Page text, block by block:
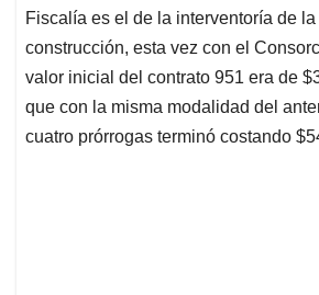
Fiscalía es el de la interventoría de la
construcción, esta vez con el
valor inicial del contrato 951 era de
que con la misma modalidad del
cuatro prórrogas terminó costando